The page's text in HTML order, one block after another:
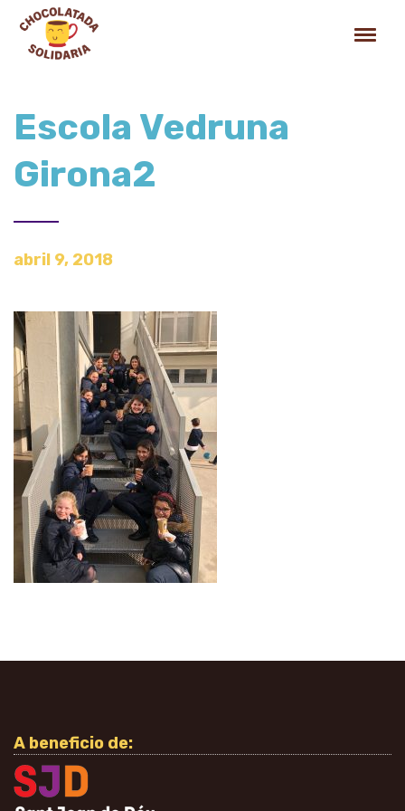
Escola Vedruna
Girona2
abril 9, 2018
A beneficio de: